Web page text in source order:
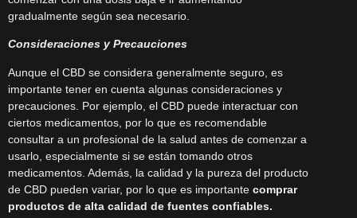
gradualmente según sea necesario.
Consideraciones y Precauciones
Aunque el CBD se considera generalmente seguro, es
importante tener en cuenta algunas consideraciones y
precauciones. Por ejemplo, el CBD puede interactuar con
ciertos medicamentos, por lo que es recomendable
consultar a un profesional de la salud antes de comenzar a
usarlo, especialmente si se están tomando otros
medicamentos. Además, la calidad y la pureza del producto
de CBD pueden variar, por lo que es importante comprar
productos de alta calidad de fuentes confiables.